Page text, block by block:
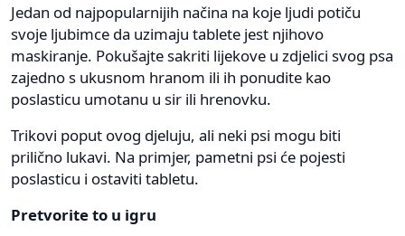
Jedan od najpopularnijih načina na koje ljudi potiču
svoje ljubimce da uzimaju tablete jest njihovo
maskiranje. Pokušajte sakriti lijekove u zdjelici svog psa
zajedno s ukusnom hranom ili ih ponudite kao
poslasticu umotanu u sir ili hrenovku.
Trikovi poput ovog djeluju, ali neki psi mogu biti
prilično lukavi. Na primjer, pametni psi će pojesti
poslasticu i ostaviti tabletu.
Pretvorite to u igru